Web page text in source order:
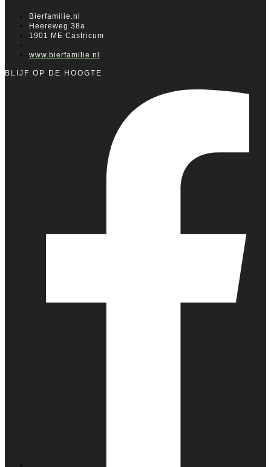
Bierfamilie.nl
Heereweg 38a
1901 ME Castricum
www.bierfamilie.nl
BLIJF OP DE HOOGTE